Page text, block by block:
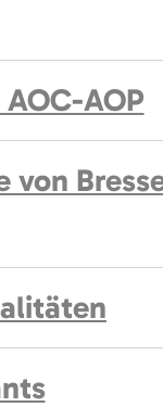
AOP
von